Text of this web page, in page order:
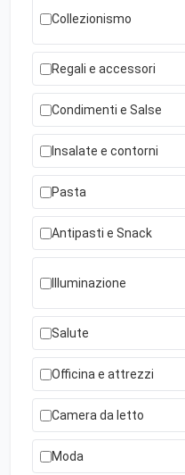
Collezionismo
Regali e accessori
Condimenti e Salse
Insalate e contorni
Pasta
Antipasti e Snack
Illuminazione
Salute
Officina e attrezzi
Camera da letto
Moda